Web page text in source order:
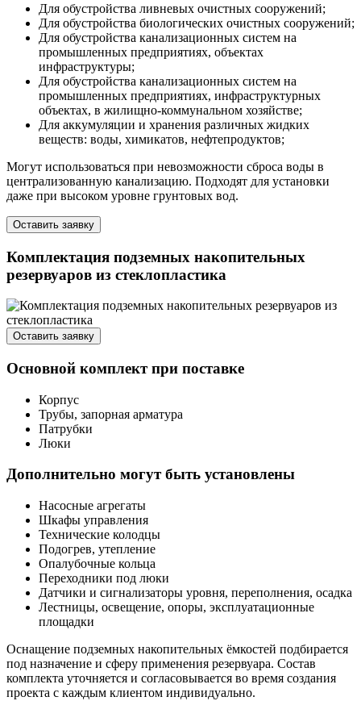
Для обустройства ливневых очистных сооружений;
Для обустройства биологических очистных сооружений;
Для обустройства канализационных систем на
промышленных предприятиях, объектах
инфраструктуры;
Для обустройства канализационных систем на
промышленных предприятиях, инфраструктурных
объектах, в жилищно-коммунальном хозяйстве;
Для аккумуляции и хранения различных жидких
веществ: воды, химикатов, нефтепродуктов;
Могут использоваться при невозможности сброса воды в
централизованную канализацию. Подходят для установки
даже при высоком уровне грунтовых вод.
Оставить заявку
Комплектация подземных накопительных
резервуаров из стеклопластика
Оставить заявку
Основной комплект при поставке
Корпус
Трубы, запорная арматура
Патрубки
Люки
Дополнительно могут быть установлены
Насосные агрегаты
Шкафы управления
Технические колодцы
Подогрев, утепление
Опалубочные кольца
Переходники под люки
Датчики и сигнализаторы уровня, переполнения, осадка
Лестницы, освещение, опоры, эксплуатационные
площадки
Оснащение подземных накопительных ёмкостей подбирается
под назначение и сферу применения резервуара. Состав
комплекта уточняется и согласовывается во время создания
проекта с каждым клиентом индивидуально.